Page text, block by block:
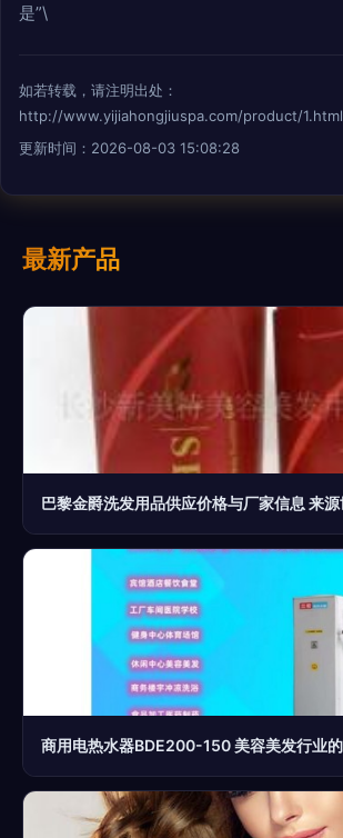
是”\
如若转载，请注明出处：
http://www.yijiahongjiuspa.com/product/1.html
更新时间：2026-08-03 15:08:28
最新产品